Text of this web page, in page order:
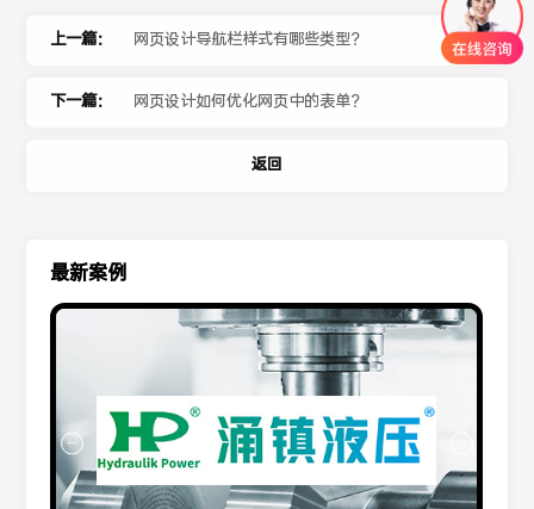
上一篇： 网页设计导航栏样式有哪些类型？
下一篇： 网页设计如何优化网页中的表单？
返回
最新案例